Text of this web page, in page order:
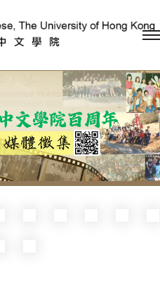
跳到內容（按回車鍵）